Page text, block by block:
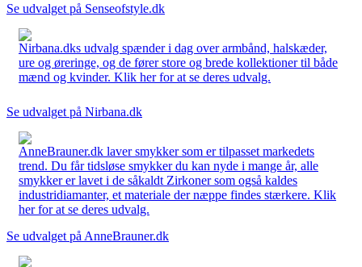
Se udvalget på Senseofstyle.dk
Nirbana.dks udvalg spænder i dag over armbånd, halskæder,
ure og øreringe, og de fører store og brede kollektioner til både
mænd og kvinder. Klik her for at se deres udvalg.
Se udvalget på Nirbana.dk
AnneBrauner.dk laver smykker som er tilpasset markedets
trend. Du får tidsløse smykker du kan nyde i mange år, alle
smykker er lavet i de såkaldt Zirkoner som også kaldes
industridiamanter, et materiale der næppe findes stærkere. Klik
her for at se deres udvalg.
Se udvalget på AnneBrauner.dk